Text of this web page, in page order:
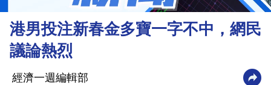
財
業
港男投注新春金多寶一字不中，網民
議論熱烈
經濟一週編輯部